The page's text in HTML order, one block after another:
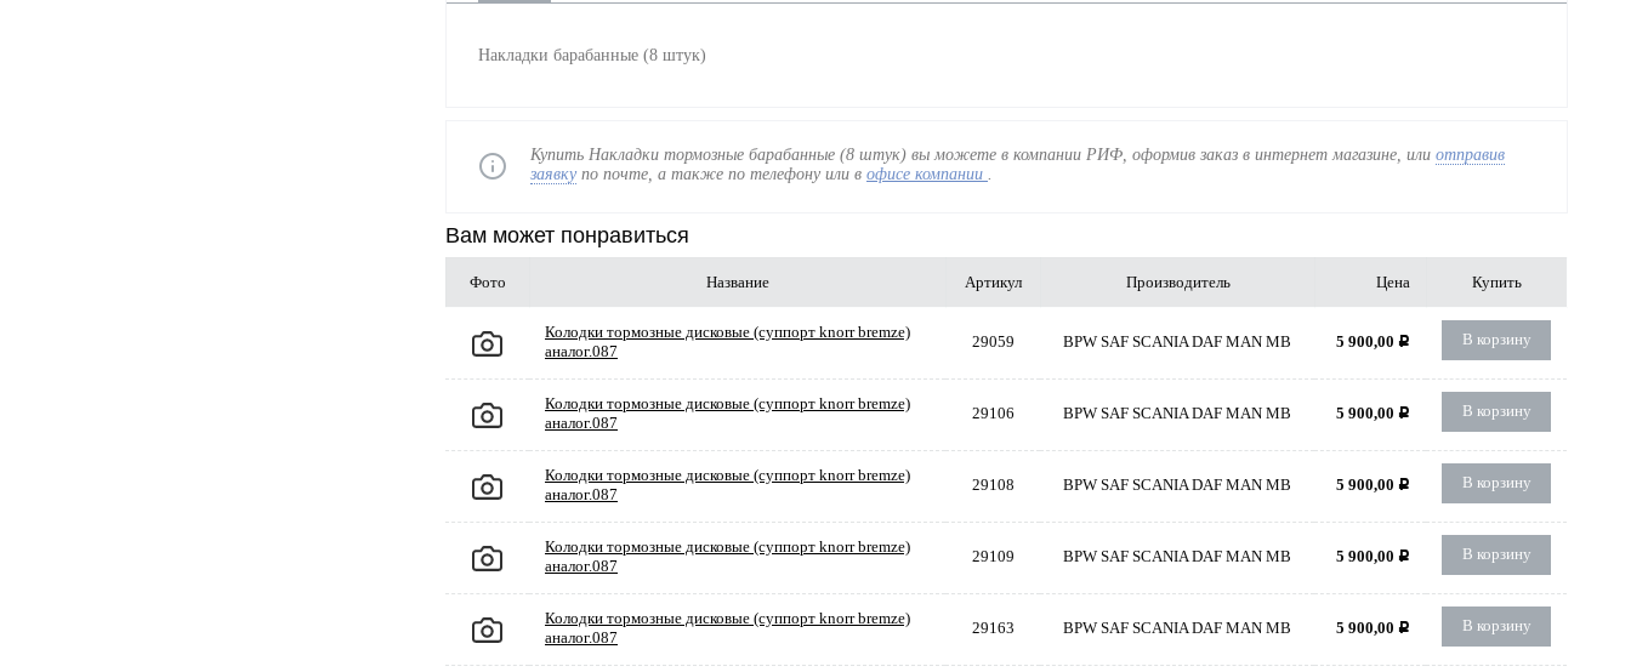
Накладки барабанные (8 штук)
Купить Накладки тормозные барабанные (8 штук) вы можете в компании РИФ, оформив заказ в интернет магазине, или отправив
заявку по почте, а также по телефону или в офисе компании .
Вам может понравиться
Фото Название Артикул Производитель Цена Купить
Колодки тормозные дисковые (суппорт knorr bremze)
аналог.087
29059 BPW SAF SCANIA DAF MAN MB 5 900,00 Р В корзину
Колодки тормозные дисковые (суппорт knorr bremze)
аналог.087
29106 BPW SAF SCANIA DAF MAN MB 5 900,00 Р В корзину
Колодки тормозные дисковые (суппорт knorr bremze)
аналог.087
29108 BPW SAF SCANIA DAF MAN MB 5 900,00 Р В корзину
Колодки тормозные дисковые (суппорт knorr bremze)
аналог.087
29109 BPW SAF SCANIA DAF MAN MB 5 900,00 Р В корзину
Колодки тормозные дисковые (суппорт knorr bremze)
аналог.087
29163 BPW SAF SCANIA DAF MAN MB 5 900,00 Р В корзину